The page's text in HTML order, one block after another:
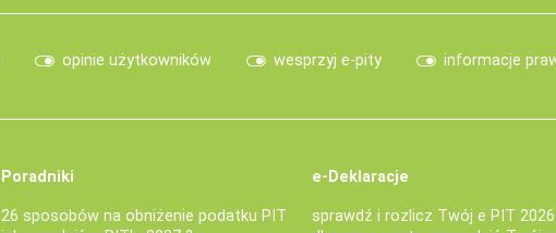
opinie użytkowników wesprzyj e-pity informacje
Poradniki
26 sposobów na obniżenie podatku PIT
e-Deklaracje
sprawdź i rozlicz Twój e PIT 2026